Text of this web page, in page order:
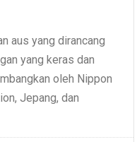
aus yang dirancang
yang keras dan
oleh Nippon
Jepang, dan